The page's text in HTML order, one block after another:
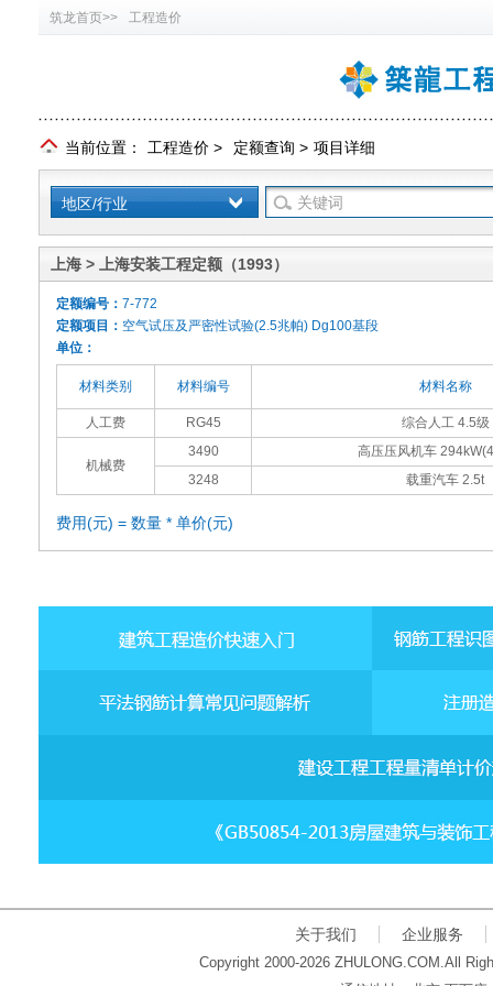
筑龙首页>> 工程造价
当前位置： 工程造价 > 定额查询 > 项目详细
地区/行业
上海 > 上海安装工程定额（1993）
定额编号： 7-772
定额项目： 空气试压及严密性试验(2.5兆帕) Dg100基段
单位：
材料类别 材料编号 材料名称
人工费 RG45 综合人工 4.5级
机械费
3490
高压压风机车
3248
载重汽车 2.5t
费用(元) = 数量 * 单价(元)
关于我们 企业服务
Copyright 2000-2026 ZHULONG.COM.All